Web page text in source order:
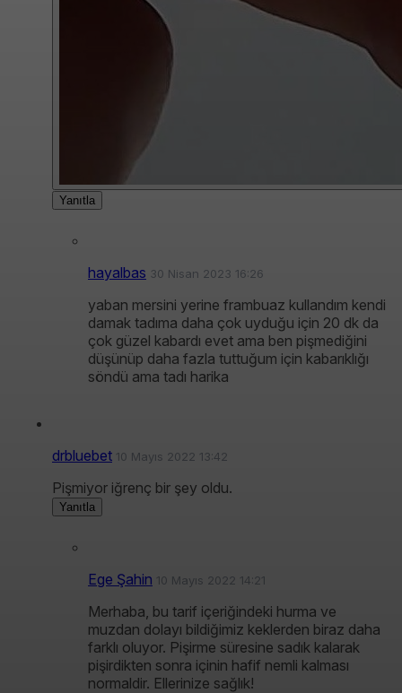
Yanıtla
hayalbas 30 Nisan 2023 16:26
yaban mersini yerine frambuaz kullandım kendi
damak tadıma daha çok uyduğu için 20 dk da
çok güzel kabardı evet ama ben pişmediğini
düşünüp daha fazla tuttuğum için kabarıklığı
söndü ama tadı harika
drbluebet 10 Mayıs 2022 13:42
Pişmiyor iğrenç bir şey oldu.
Yanıtla
Ege Şahin 10 Mayıs 2022 14:21
Merhaba, bu tarif içeriğindeki hurma ve
muzdan dolayı bildiğimiz keklerden biraz daha
farklı oluyor. Pişirme süresine sadık kalarak
pişirdikten sonra içinin hafif nemli kalması
normaldir. Ellerinize sağlık!